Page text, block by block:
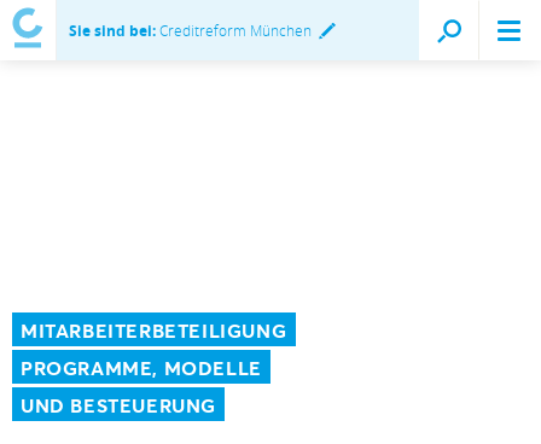
Sie sind bei:Creditreform München
MITARBEITERBETEILIGUNG
PROGRAMME, MODELLE
UND BESTEUERUNG